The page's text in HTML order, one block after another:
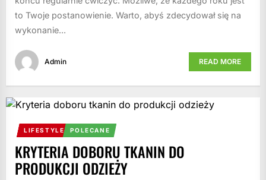
to Twoje postanowienie. Warto, abyś zdecydował się na
wykonanie...
Admin READ MORE
LIFESTYLE POLECANE
KRYTERIA DOBORU TKANIN DO
PRODUKCJI ODZIEŻY